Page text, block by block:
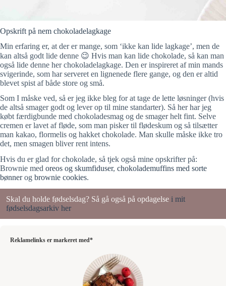
Opskrift på nem chokoladelagkage
Min erfaring er, at der er mange, som ‘ikke kan lide lagkage’, men de
kan altså godt lide denne 😉 Hvis man kan lide chokolade, så kan man
også lide denne her chokoladelagkage. Den er inspireret af min mands
svigerinde, som har serveret en lignenede flere gange, og den er altid
blevet spist af både store og små.
Som I måske ved, så er jeg ikke bleg for at tage de lette løsninger (hvis
de altså smager godt og lever op til mine standarter). Så her har jeg
købt færdigbunde med chokoladesmag og de smager helt fint. Selve
cremen er lavet af fløde, som man pisker til flødeskum og så tilsætter
man kakao, flormelis og hakket chokolade. Man skulle måske ikke tro
det, men smagen bliver rent intens.
Hvis du er glad for chokolade, så tjek også mine opskrifter på:
Brownie med oreos og skumfiduser, chokolademuffins med sorte
bønnerog brownie cookies.
Skal du holde fødselsdag? Så gå også på opdagelse i mit
fødselsdagsarkiv her
Reklamelinks er markeret med*